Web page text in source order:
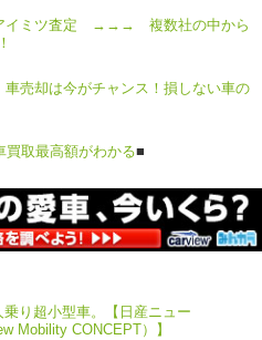
アイミツ査定 →→→ 複数社の中から
売却は今がチャンス！損しない車の
買取最高額がわかる■
り超小型車。【日産ニュー
Mobility CONCEPT）】